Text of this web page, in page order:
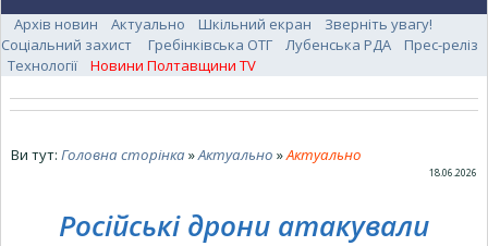
Архів новин Актуально Шкільний екран
Зверніть увагу!
Соціальний захист
Гребінківська ОТГ Лубенська РДА
Прес-реліз
Технології
Новини Полтавщини TV
Ви тут: Головна сторінка»Актуально »Актуально
18.06.2026
Російські дрони атакували